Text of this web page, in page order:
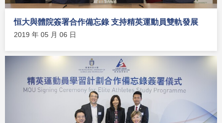
恒大與體院簽署合作備忘錄 支持精英運動員雙軌發展
2019 年 05 月 06 日